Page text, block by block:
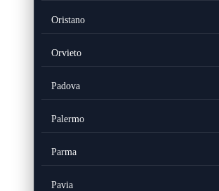
Oristano
Orvieto
Padova
Palermo
Parma
Pavia